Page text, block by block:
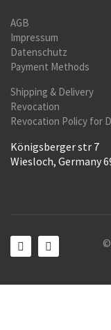
AGB
Impressum
Datenschutz
Payment Methods
Shipping & Delivery
Revocation
Revocation Policy for
Königsberger str 7
Wiesloch, Germany
©